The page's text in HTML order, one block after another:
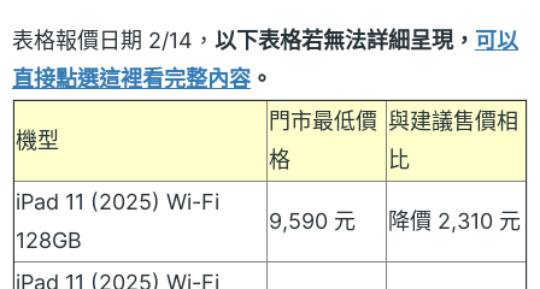
表格報價日期 2/14， 以下表格若無法詳細呈現， 可以
直接點選這裡看完整內容 。
機型
門市最低價
格
與建議售價相
比
iPad 11 (2025) Wi-Fi
128GB
9,590 元 降價 2,310 元
iPad 11 (2025) Wi-Fi